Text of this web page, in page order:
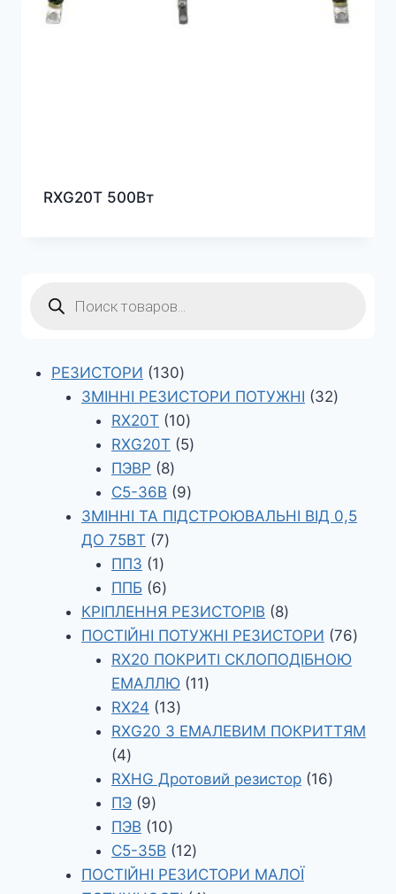
RXG20T 500Вт
товарів
РЕЗИСТОРИ 130130
товарів
ЗМІННІ РЕЗИСТОРИ ПОТУЖНІ 3232
RX20T 1010
товарів
RXG20T 55
ПЭВР 88
товарів
С5-36В 99
товарів
ЗМІННІ ТА ПІДСТРОЮВАЛЬНІ ВІД 0,5
ДО 75ВТ 77
ПП3 11
товар
ППБ 66
товарів
КРІПЛЕННЯ РЕЗИСТОРІВ 88
товарів
ПОСТІЙНІ ПОТУЖНІ РЕЗИСТОРИ 7676
RX20 ПОКРИТІ СКЛОПОДІБНОЮ
ЕМАЛЛЮ 1111
RX24 1313
товарів
RXG20 З ЕМАЛЕВИМ ПОКРИТТЯМ
44
товари
RXHG Дротовий резистор 1616
ПЭ 99
товарів
ПЭВ 1010
товарів
С5-35В 1212
товарів
ПОСТІЙНІ РЕЗИСТОРИ МАЛОЇ